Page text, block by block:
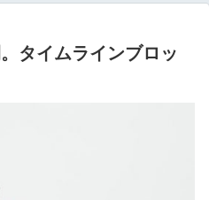
タイムラインブロッ